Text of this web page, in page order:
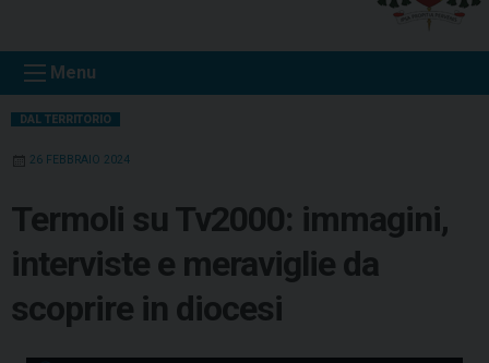
t
Menu
DAL TERRITORIO
26 FEBBRAIO 2024
Termoli su Tv2000: immagini,
interviste e meraviglie da
scoprire in diocesi